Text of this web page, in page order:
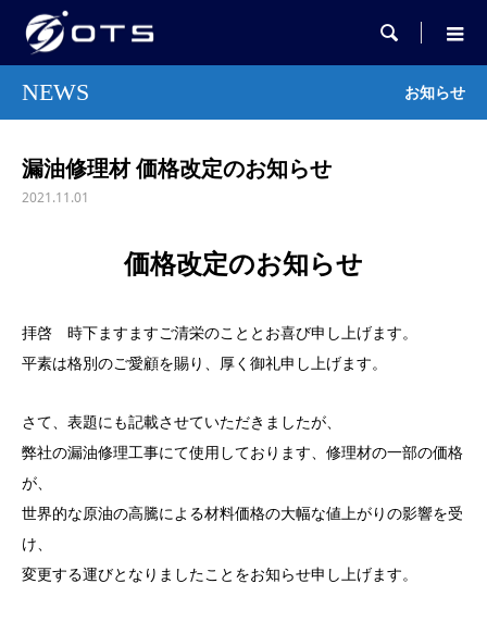

NEWS お知らせ
漏油修理材 価格改定のお知らせ
2021.11.01
価格改定のお知らせ
拝啓 時下ますますご清栄のこととお喜び申し上げます。
平素は格別のご愛顧を賜り、厚く御礼申し上げます。
さて、表題にも記載させていただきましたが、
弊社の漏油修理工事にて使用しております、修理材の一部の価格
が、
世界的な原油の高騰による材料価格の大幅な値上がりの影響を受
け、
変更する運びとなりましたことをお知らせ申し上げます。